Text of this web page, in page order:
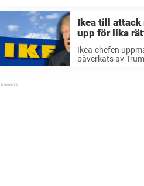
Ikea till attack
upp för lika
Ikea-chefen
påverkats av